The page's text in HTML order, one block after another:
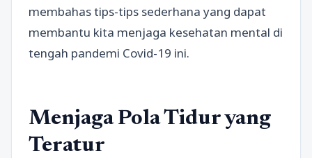
membahas tips-tips sederhana yang dapat
membantu kita menjaga kesehatan mental di
tengah pandemi Covid-19 ini.
Menjaga Pola Tidur yang
Teratur